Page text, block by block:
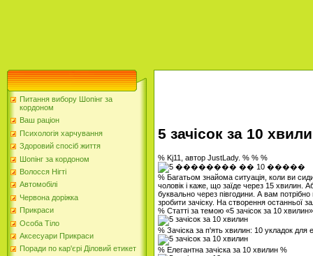
Питання вибору Шопінг за
кордоном
Ваш раціон
Психологія харчування
Здоровий спосіб життя
Шопінг за кордоном
Волосся Нігті
Автомобілі
Червона доріжка
Прикраси
Особа Тіло
Аксесуари Прикраси
Поради по кар'єрі Діловий етикет
5 зачісок за 10
% Kj11, автор JustLady. % % %
% Багатьом знайома ситуація, коли ви
чоловік і каже, що заїде через 15 хвилин.
буквально через півгодини. А вам потрібно
зробити зачіску. На створення
% Статті за темою «5 зачісок за 10
% Зачіска за п'ять хвилин: 10 укладок для
% Елегантна зачіска за 10 хвилин %